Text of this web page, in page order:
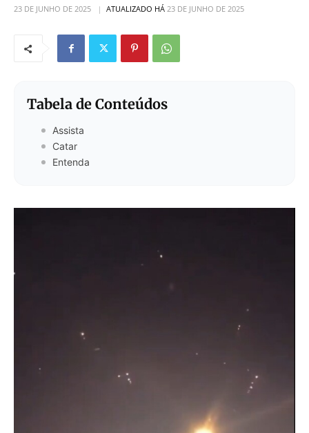
23 DE JUNHO DE 2025 ATUALIZADO HÁ 23 DE JUNHO DE 2025
Tabela de Conteúdos
Assista
Catar
Entenda